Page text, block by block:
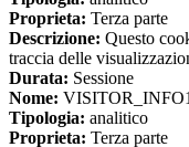
Proprieta: Terza parte
Descrizione: Questo
traccia delle
Durata: Sessione
Nome:
Tipologia: analitico
Proprieta: Terza parte